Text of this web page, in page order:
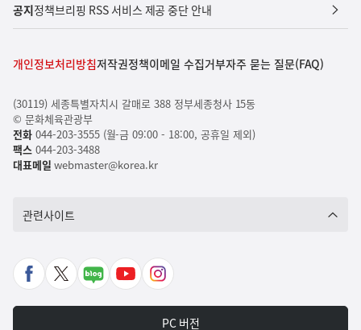
공지정책브리핑 RSS 서비스 제공 중단 안내
개인정보처리방침저작권정책이메일 수집거부자주 묻는 질문(FAQ)
(30119) 세종특별자치시 갈매로 388 정부세종청사 15동
© 문화체육관광부
전화044-203-3555 (월-금 09:00 - 18:00, 공휴일 제외)
팩스044-203-3488
대표메일 webmaster@korea.kr
관련사이트
페
X
네
유
인
타
PC 버전